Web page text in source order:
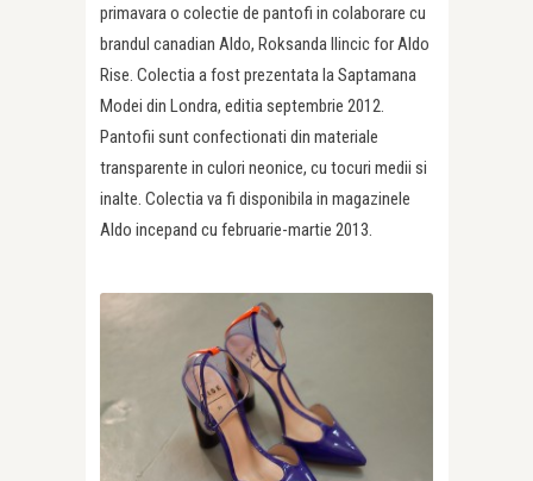
primavara o colectie de pantofi in colaborare cu
brandul canadian Aldo, Roksanda Ilincic for Aldo
Rise. Colectia a fost prezentata la Saptamana
Modei din Londra, editia septembrie 2012.
Pantofii sunt confectionati din materiale
transparente in culori neonice, cu tocuri medii si
inalte. Colectia va fi disponibila in magazinele
Aldo incepand cu februarie-martie 2013.